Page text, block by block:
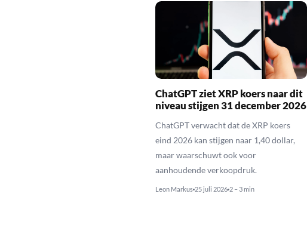
ChatGPT ziet XRP koers naar dit
niveau stijgen 31 december 2026
ChatGPT verwacht dat de XRP koers
eind 2026 kan stijgen naar 1,40 dollar,
maar waarschuwt ook voor
aanhoudende verkoopdruk.
Leon Markus 25 juli 2026 2 – 3 min